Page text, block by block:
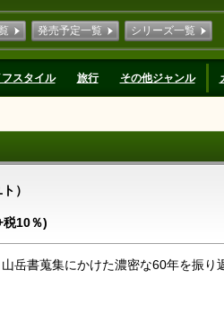
発売予定一覧 シリーズ一覧
フスタイル 旅行 その他ジャンル
）
税10％)
岳書蒐集にかけた濃密な60年を振り